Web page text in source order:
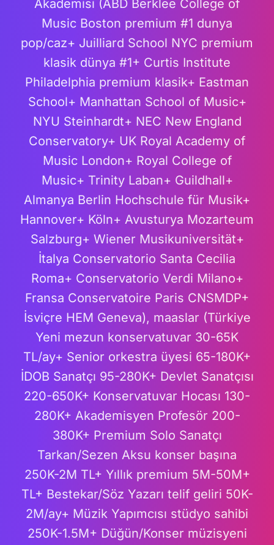
Akademisi (ABD Berklee College of
Music Boston premium #1 dunya
pop/caz+ Juilliard School NYC premium
klasik dünya #1+ Curtis Institute
Philadelphia premium klasik+ Eastman
School+ Manhattan School of Music+
NYU Steinhardt+ NEC New England
Conservatory+ UK Royal Academy of
Music London+ Royal College of
Music+ Trinity Laban+ Guildhall+
Almanya Berlin Hochschule für Musik+
Hannover+ Köln+ Avusturya Mozarteum
Salzburg+ Wiener Musikuniversität+
İtalya Conservatorio Santa Cecilia
Roma+ Conservatorio Verdi Milano+
Fransa Conservatoire Paris CNSMDP+
İsviçre HEM Geneva), maaslar (Türkiye
Yeni mezun konservatuvar 30-65K
TL/ay+ Senior orkestra üyesi 65-180K+
İDOB Sanatçı 95-280K+ Devlet Sanatçısı
220-650K+ Konservatuvar Hocası 130-
280K+ Akademisyen Profesör 200-
380K+ Premium Solo Sanatçı
Tarkan/Sezen Aksu konser başına
250K-2M TL+ Yıllık premium 5M-50M+
TL+ Bestekar/Söz Yazarı telif geliri 50K-
2M/ay+ Müzik Yapımcısı stüdyo sahibi
250K-1.5M+ Düğün/Konser müzisyeni